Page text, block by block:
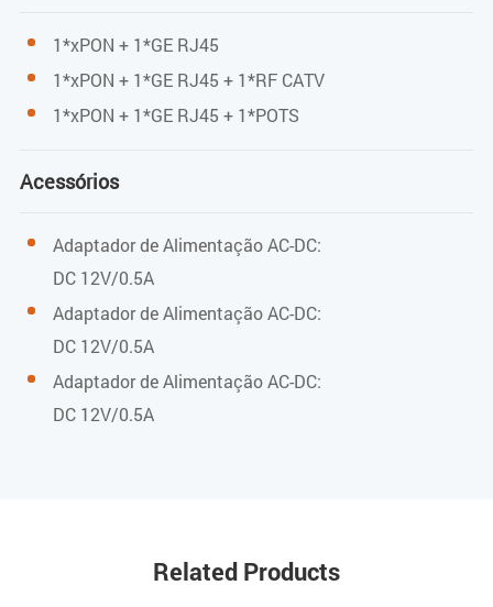
CATV (Porta de Entrada/Saída)
Comprimento de onda
1550 nm
-18 dBm a 0 dBm (com AGC)
Frequência RF
47 MHz a 1000 MHz
Perda de retorno de saída RF
1*xPON + 1*GE RJ45
1*xPON + 1*GE RJ45 + 1*RF CATV
1*xPON + 1*GE RJ45 + 1*POTS
Acessórios
Adaptador de Alimentação AC-DC:
DC 12V/0.5A
Adaptador de Alimentação AC-DC:
DC 12V/0.5A
Adaptador de Alimentação AC-DC:
DC 12V/0.5A
Related Products